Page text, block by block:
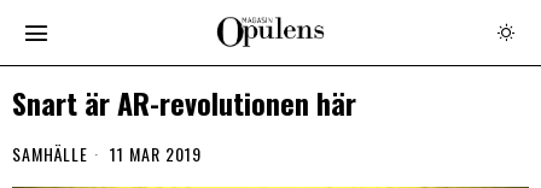
Snart är AR-revolutionen här
SAMHÄLLE 11 MAR 2019